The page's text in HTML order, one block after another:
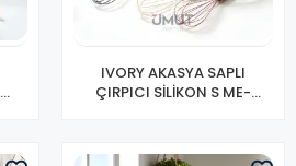
IVORY AKASYA SAPLI
ÇIRPICI SİLİKON S ME-